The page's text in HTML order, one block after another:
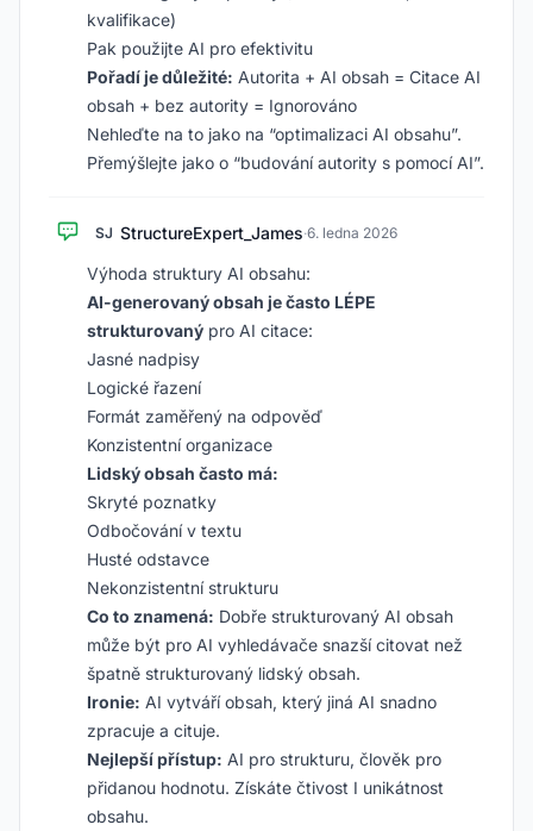
kvalifikace)
Pak použijte AI pro efektivitu
Pořadí je důležité: Autorita + AI obsah = Citace AI
obsah + bez autority = Ignorováno
Nehleďte na to jako na “optimalizaci AI obsahu”.
Přemýšlejte jako o “budování autority s pomocí AI”.
SJ StructureExpert_James·6. ledna 2026
Výhoda struktury AI obsahu:
AI-generovaný obsah je často LÉPE
strukturovaný pro AI citace:
Jasné nadpisy
Logické řazení
Formát zaměřený na odpověď
Konzistentní organizace
Lidský obsah často má:
Skryté poznatky
Odbočování v textu
Husté odstavce
Nekonzistentní strukturu
Co to znamená: Dobře strukturovaný AI obsah
může být pro AI vyhledávače snazší citovat než
špatně strukturovaný lidský obsah.
Ironie: AI vytváří obsah, který jiná AI snadno
zpracuje a cituje.
Nejlepší přístup: AI pro strukturu, člověk pro
přidanou hodnotu. Získáte čtivost I unikátnost
obsahu.